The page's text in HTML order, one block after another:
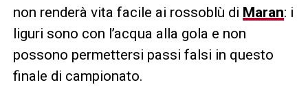
non renderà vita facile ai rossoblù di Maran: i
liguri sono con l’acqua alla gola e non
possono permettersi passi falsi in questo
finale di campionato.